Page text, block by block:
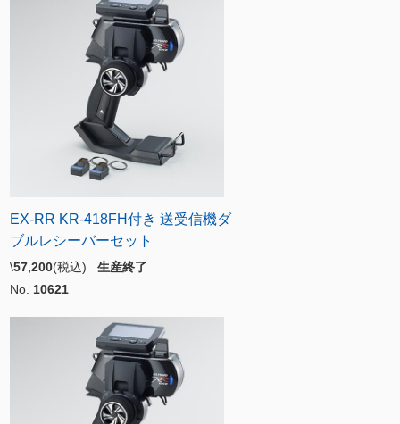
EX-RR KR-418FH付き 送受信機ダ
ブルレシーバーセット
\57,200(税込) 生産終了
No. 10621